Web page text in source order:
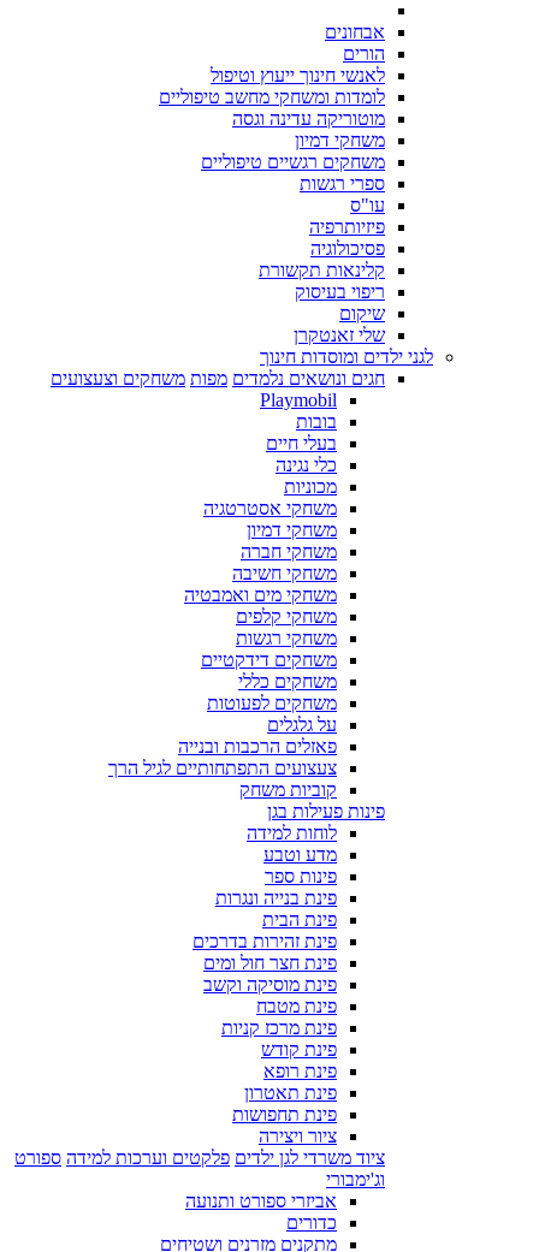
אבחונים
הורים
לאנשי חינוך ייעוץ וטיפול
לומדות ומשחקי מחשב טיפוליים
מוטוריקה עדינה וגסה
משחקי דמיון
משחקים רגשיים טיפוליים
ספרי רגשות
עו"ס
פיזיותרפיה
פסיכולוגיה
קלינאות תקשורת
ריפוי בעיסוק
שיקום
שלי זאנטקרן
לגני ילדים ומוסדות חינוך
חגים ונושאים נלמדים מפות משחקים וצעצועים
Playmobil
בובות
בעלי חיים
כלי נגינה
מכוניות
משחקי אסטרטגיה
משחקי דמיון
משחקי חברה
משחקי חשיבה
משחקי מים ואמבטיה
משחקי קלפים
משחקי רגשות
משחקים דידקטיים
משחקים כללי
משחקים לפעוטות
על גלגלים
פאזלים הרכבות ובנייה
צעצועים התפתחותיים לגיל הרך
קוביות משחק
פינות פעילות בגן
לוחות למידה
מדע וטבע
פינות ספר
פינת בנייה ונגרות
פינת הבית
פינת זהירות בדרכים
פינת חצר חול ומים
פינת מוסיקה וקשב
פינת מטבח
פינת מרכז קניות
פינת קודש
פינת רופא
פינת תאטרון
פינת תחפושות
ציור ויצירה
ציוד משרדי לגן ילדים פלקטים וערכות למידה ספורט
וג'ימבורי
אביזרי ספורט ותנועה
כדורים
מתקנים מזרנים ושטיחים